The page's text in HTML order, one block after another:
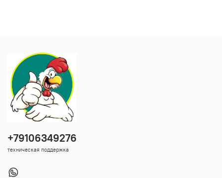
+79106349276
техническая поддержка